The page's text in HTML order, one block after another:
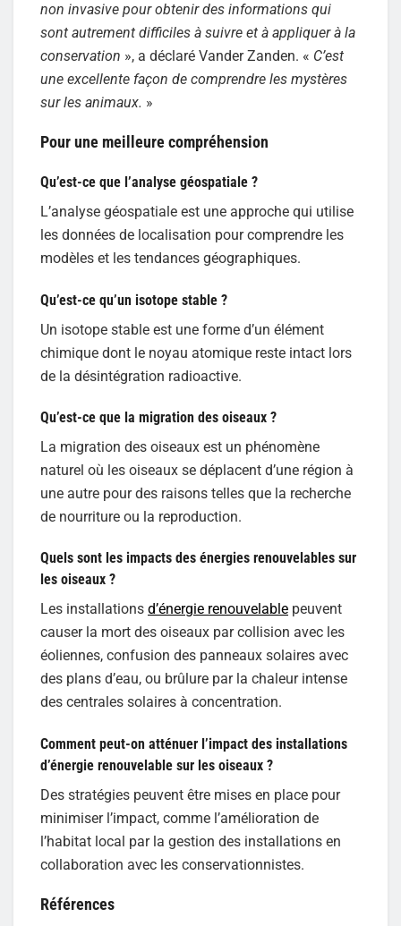
non invasive pour obtenir des informations qui
sont autrement difficiles à suivre et à appliquer à la
conservation », a déclaré Vander Zanden. « C’est
une excellente façon de comprendre les mystères
sur les animaux. »
Pour une meilleure compréhension
Qu’est-ce que l’analyse géospatiale ?
L’analyse géospatiale est une approche qui utilise
les données de localisation pour comprendre les
modèles et les tendances géographiques.
Qu’est-ce qu’un isotope stable ?
Un isotope stable est une forme d’un élément
chimique dont le noyau atomique reste intact lors
de la désintégration radioactive.
Qu’est-ce que la migration des oiseaux ?
La migration des oiseaux est un phénomène
naturel où les oiseaux se déplacent d’une région à
une autre pour des raisons telles que la recherche
de nourriture ou la reproduction.
Quels sont les impacts des énergies renouvelables sur
les oiseaux ?
Les installations d’énergie renouvelable peuvent
causer la mort des oiseaux par collision avec les
éoliennes, confusion des panneaux solaires avec
des plans d’eau, ou brûlure par la chaleur intense
des centrales solaires à concentration.
Comment peut-on atténuer l’impact des installations
d’énergie renouvelable sur les oiseaux ?
Des stratégies peuvent être mises en place pour
minimiser l’impact, comme l’amélioration de
l’habitat local par la gestion des installations en
collaboration avec les conservationnistes.
Références